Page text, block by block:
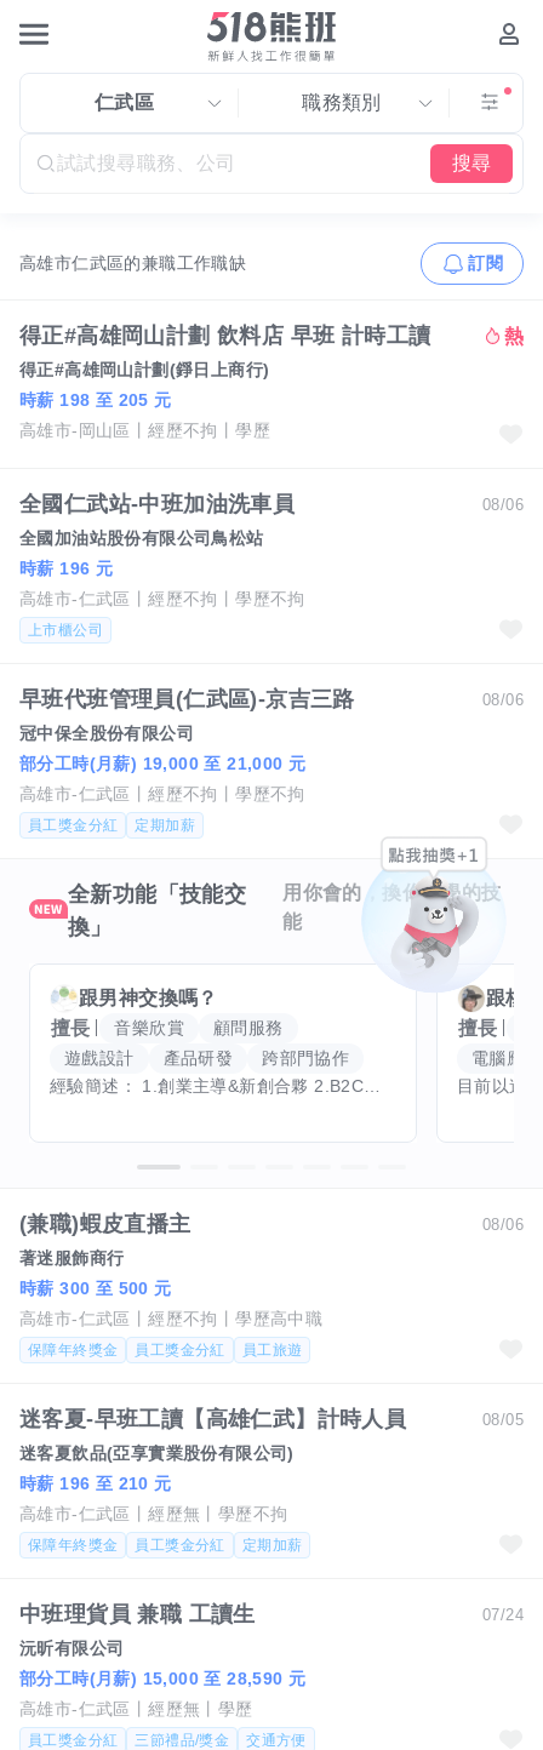
仁武區 職務類別
搜尋
高雄市仁武區的兼職工作職缺 訂閱
得正#高雄岡山計劃 飲料店 早班 計時工讀
得正#高雄岡山計劃(錚日上商行)
時薪 198 至 205 元
高雄市-岡山區
經歷不拘 學歷
08/06
全國仁武站-中班加油洗車員
全國加油站股份有限公司鳥松站
時薪 196 元
高雄市-仁武區
經歷不拘 學歷不拘
上市櫃公司
08/06
早班代班管理員(仁武區)-京吉三路
冠中保全股份有限公司
部分工時(月薪) 19,000 至 21,000 元
高雄市-仁武區
經歷不拘 學歷不拘
員工獎金分紅 定期加薪
全新功能「技能交
換」
用你會的，換你想學的技
能
跟男神交換嗎？
擅長
音樂欣賞
顧問服務
遊戲設計
產品研發
跨部門協作
跟核
擅長
電腦應
08/06
(兼職)蝦皮直播主
著迷服飾商行
時薪 300 至 500 元
高雄市-仁武區
經歷不拘 學歷高中職
保障年終獎金 員工獎金分紅 員工旅遊
08/05
迷客夏-早班工讀【高雄仁武】計時人員
迷客夏飲品(亞享實業股份有限公司)
時薪 196 至 210 元
高雄市-仁武區
經歷無 學歷不拘
保障年終獎金 員工獎金分紅 定期加薪
07/24
中班理貨員 兼職 工讀生
沅昕有限公司
部分工時(月薪) 15,000 至 28,590 元
高雄市-仁武區
經歷無 學歷
員工獎金分紅 三節禮品/獎金 交通方便